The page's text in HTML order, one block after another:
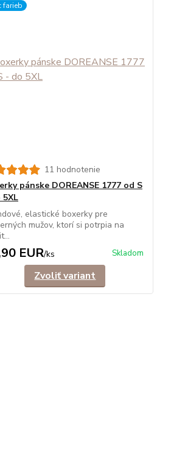
farieb
11 hodnotenie
pánske DOREANSE 1777 od S
5XL
elastické boxerky pre
mužov, ktorí si potrpia na
EUR/ks Skladom
Zvoliť variant